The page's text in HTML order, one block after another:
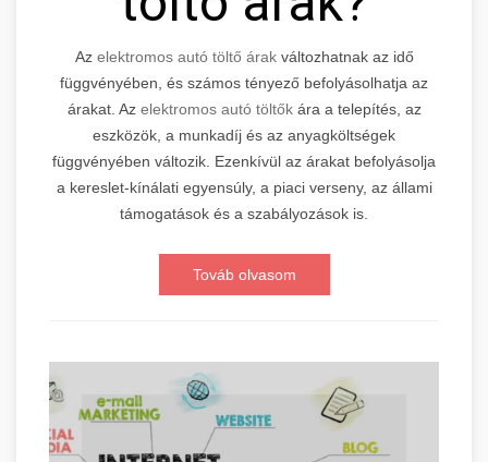
Az elektromos autó töltő árakváltozhatnak az idő
függvényében, és számos tényező befolyásolhatja az
árakat. Az elektromos autó töltőkára a telepítés, az
eszközök, a munkadíj és az anyagköltségek
függvényében változik. Ezenkívül az árakat befolyásolja
a kereslet-kínálati egyensúly, a piaci verseny, az állami
támogatások és a szabályozások is.
Továb olvasom